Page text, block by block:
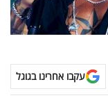
עקבו אחרינו בגוגל